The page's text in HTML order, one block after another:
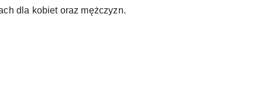
dla kobiet oraz mężczyzn.